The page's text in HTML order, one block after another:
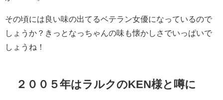
その頃には良い味の出てるベテラン女優になっているので
しょうか？きっとなっちゃんの味も懐かしさでいっぱいで
しょうね！
２００５年はラルクのKEN様と噂に